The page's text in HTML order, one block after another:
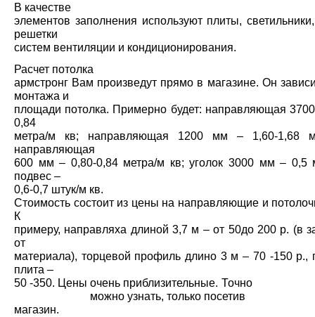
В качестве
элементов заполнения используют плиты,
решетки
систем вентиляции и кондиционирования.
Расчет потолка
армстронг Вам произведут прямо в магазине. Он
монтажа и
площади потолка. Примерно будет: направляющая
0,84
метра/м кв; направляющая 1200 мм – 1,60-1,68
направляющая
600 мм – 0,80-0,84 метра/м кв; уголок 3000 мм – 0,5
подвес –
0,6-0,7 штук/м кв.
Стоимость состоит из цены на направляющие и
К
примеру, направляха длиной 3,7 м – от 50до 200 р. (в
от
материала), торцевой профиль длино 3 м – 70 -150 р.,
плита –
50 -350. Цены очень
можно узнать, только посетив
магазин.